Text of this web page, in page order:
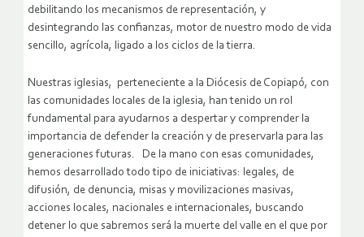
debilitando los mecanismos de representación, y
desintegrando las confianzas, motor de nuestro modo de vida
sencillo, agrícola, ligado a los ciclos de la tierra.
Nuestras iglesias, perteneciente a la Diócesis de Copiapó, con
las comunidades locales de la iglesia, han tenido un rol
fundamental para ayudarnos a despertar y comprender la
importancia de defender la creación y de preservarla para las
generaciones futuras. De la mano con esas comunidades,
hemos desarrollado todo tipo de iniciativas: legales, de
difusión, de denuncia, misas y movilizaciones masivas,
acciones locales, nacionales e internacionales, buscando
detener lo que sabremos será la muerte del valle en el que por